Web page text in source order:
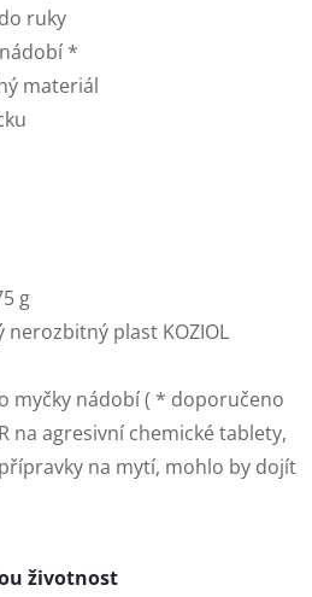
ruky
*
materiál
g
nerozbitný plast KOZIOL
myčky nádobí ( * doporučeno
na agresivní chemické tablety,
na mytí, mohlo by dojít
životnost